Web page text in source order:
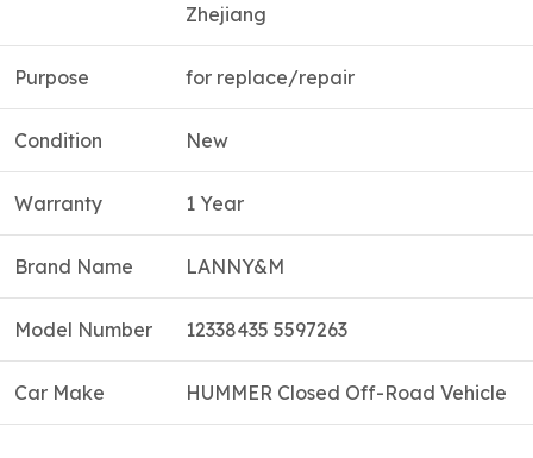
Zhejiang
Purpose for replace/repair
Condition New
Warranty 1 Year
Brand Name LANNY&M
Model Number 12338435 5597263
Car Make HUMMER Closed Off-Road Vehicle